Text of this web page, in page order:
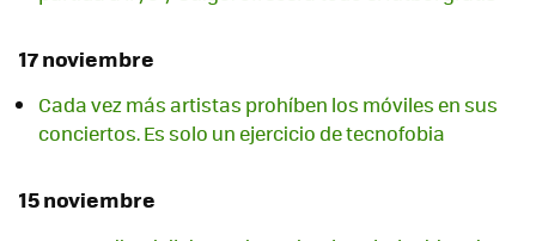
17 noviembre
Cada vez más artistas prohíben los móviles en sus
conciertos. Es solo un ejercicio de tecnofobia
15 noviembre